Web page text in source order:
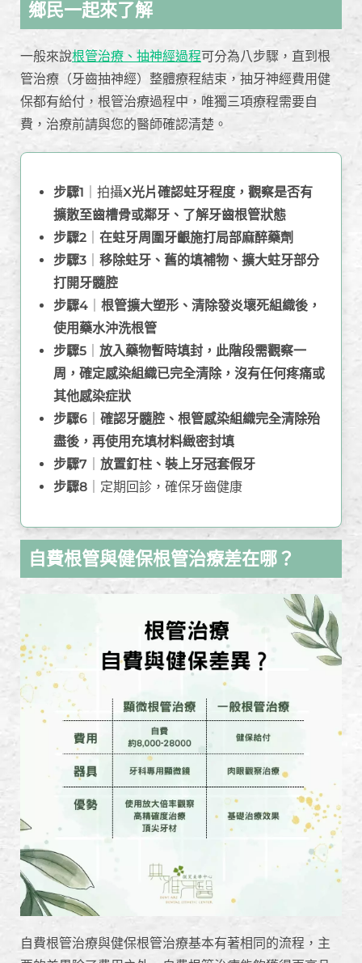
鄉民一起來了解
一般來說根管治療、抽神經過程可分為八步驟，直到根
管治療（牙齒抽神經）整體療程結束，抽牙神經費用健
保都有給付，根管治療過程中，唯獨三項療程需要自
費，治療前請與您的醫師確認清楚。
步驟1 ｜拍攝X光片確認蛀牙程度，觀察是否有
擴散至齒槽骨或鄰牙、了解牙齒根管狀態
步驟2
在蛀牙周圍牙齦施打局部麻醉藥劑
步驟3
移除蛀牙、舊的填補物、擴大蛀牙部分
打開牙髓腔
步驟4
根管擴大塑形、清除發炎壞死組織後，
使用藥水沖洗根管
步驟5
放入藥物暫時填封，此階段需觀察一
周，確定感染組織已完全清除，沒有任何疼痛或
其他感染症狀
步驟6
確認牙髓腔、根管感染組織完全清除殆
盡後，再使用充填材料緻密封填
步驟7
放置釘柱、裝上牙冠套假牙
步驟8 ｜定期回診，確保牙齒健康
自費根管與健保根管治療差在哪？
自費根管治療與健保根管治療基本有著相同的流程，主